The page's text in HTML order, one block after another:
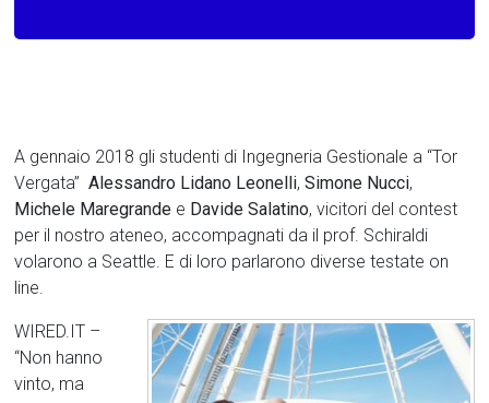
A gennaio 2018 gli studenti di Ingegneria Gestionale a “Tor
Vergata”Alessandro Lidano Leonelli,Simone Nucci,
Michele Maregrande e Davide Salatino, vicitori del contest
per il nostro ateneo, accompagnati da il prof. Schiraldi
volarono a Seattle. E di loro parlarono diverse testate on
line.
WIRED.IT –
“Non hanno
vinto, ma